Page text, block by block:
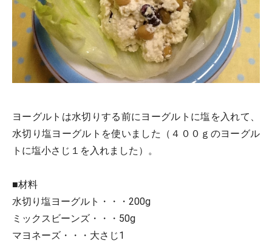
ヨーグルトは水切りする前にヨーグルトに塩を入れて、
水切り塩ヨーグルトを使いました（４００ｇのヨーグル
トに塩小さじ１を入れました）。
■材料
水切り塩ヨーグルト・・・200g
ミックスビーンズ・・・50g
マヨネーズ・・・大さじ1